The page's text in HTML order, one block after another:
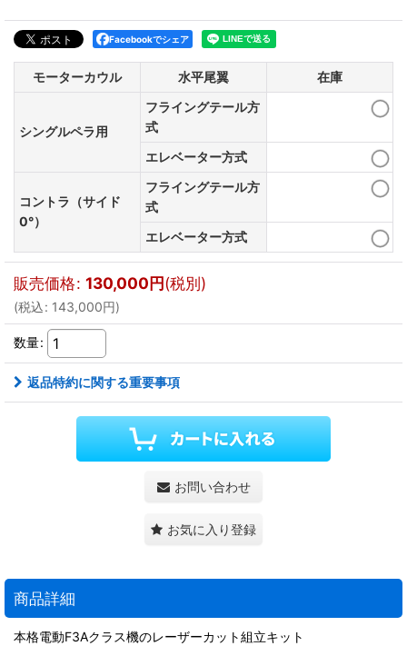
Facebookでシェア
モーターカウル 水平尾翼 在庫
シングルペラ用
フライングテール方
式
エレベーター方式
コントラ（サイド
0°）
フライングテール方
式
エレベーター方式
販売価格: 130,000円(税別)
(税込: 143,000円)
数量:
返品特約に関する重要事項
お問い合わせ
お気に入り登録
商品詳細
本格電動F3Aクラス機のレーザーカット組立キット